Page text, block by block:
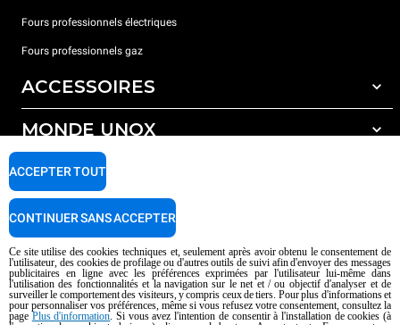
Fours professionnels électriques
Fours professionnels gaz
ACCESSOIRES
Tous les accessoires
Détergents pour lavage automatique
Détergents pour lavage manuel
Traitement de l'eau avec filtres à résine
MONDE UNOX
Nos bureaux dans le monde
SUPPORT
Garantie Unox
Trouver les Centres SAV
Droits d'auteurt 2026 UNOX SpA Tous droits réservés. Reg.Papova n °
AI Content Disclaimer Privacy policy Cookie policy
Ce site utilise des cookies techniques et, seulement après avoir obtenu le consentement de
l'utilisateur, des cookies de profilage ou d'autres outils de suivi afin d'envoyer des messages
publicitaires en ligne avec les préférences exprimées par l'utilisateur lui-même dans
l'utilisation des fonctionnalités et la navigation sur le net et / ou objectif d'analyser et de
surveiller le comportement des visiteurs, y compris ceux de tiers. Pour plus d'informations et
pour personnaliser vos préférences, même si vous refusez votre consentement, consultez la
page Plus d'information. Si vous avez l'intention de consentir à l'installation de cookies (à
ACCEPTER TOUT
CONTINUER SANS ACCEPTER